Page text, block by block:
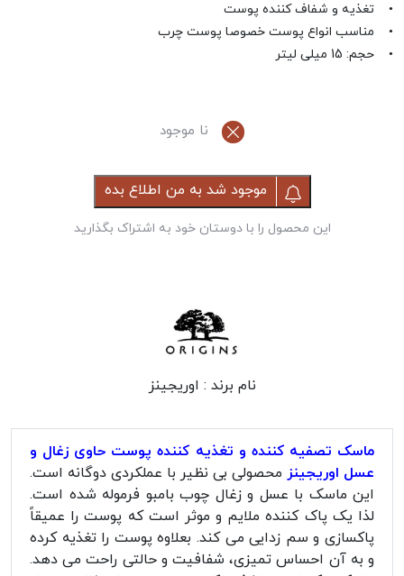
• تغذیه و شفاف کننده پوست
• مناسب انواع پوست خصوصا پوست چرب
• حجم: 15 میلی لیتر
نا موجود
موجود شد به من اطلاع بده
این محصول را با دوستان خود به اشتراک بگذارید
نام برند : اوریجینز
ماسک تصفیه کننده و تغذیه کننده پوست حاوی زغال و
عسل اوریجینز محصولی بی نظیر با عملکردی دوگانه است.
این ماسک با عسل و زغال چوب بامبو فرموله شده است.
لذا یک پاک کننده ملایم و موثر است که پوست را عمیقاً
پاکسازی و سم زدایی می کند. بعلاوه پوست را تغذیه کرده
و به آن احساس تمیزی، شفافیت و حالتی راحت می دهد.